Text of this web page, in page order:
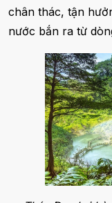
chân thác, tận
nước bắn ra từ